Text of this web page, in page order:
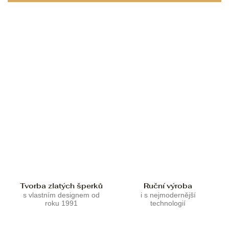
Tvorba zlatých šperků
s vlastním designem od
roku 1991
Ruční výroba
i s nejmodernější
technologií